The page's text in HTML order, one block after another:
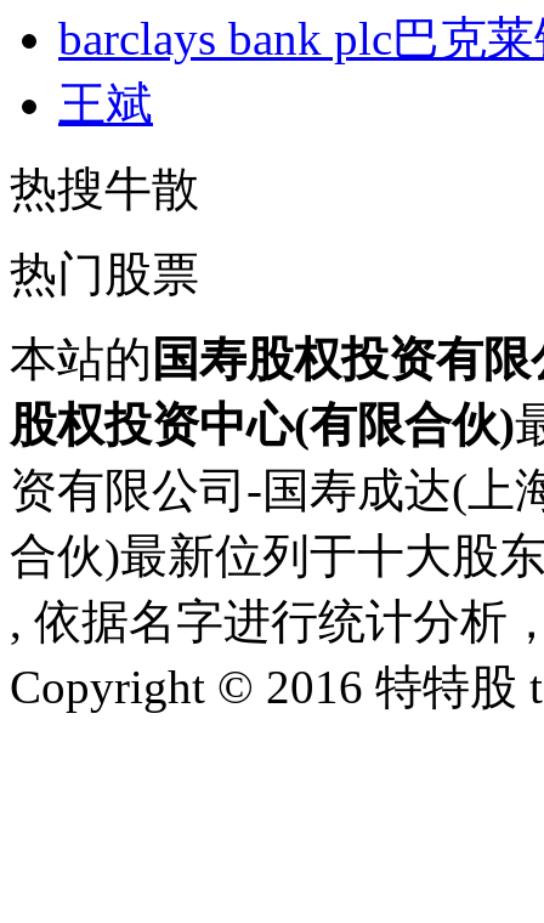
barclays bank plc巴克
王斌
热搜牛散
热门股票
本站的 国寿股权投资有
股权投资中心(有限合伙)
资有限公司-国寿成达(上
合伙)最新位列于十大股
, 依据名字进行统计分析
Copyright © 2016 特特股